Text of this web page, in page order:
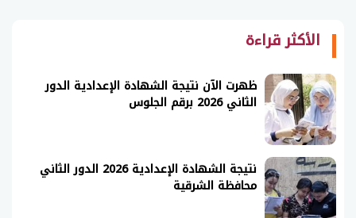
الأكثر قراءة
ظهرت الآن نتيجة الشهادة الإعدادية الدور
الثاني 2026 برقم الجلوس
نتيجة الشهادة الإعدادية 2026 الدور الثاني
محافظة الشرقية